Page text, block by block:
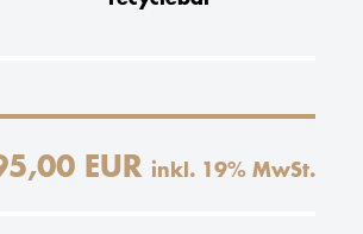
EUR inkl. 19% MwSt.